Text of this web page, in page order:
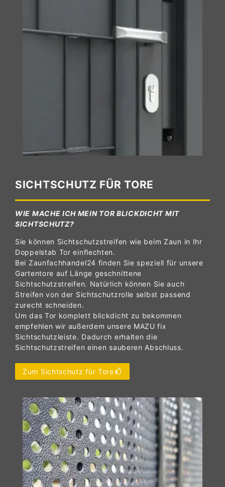
SICHTSCHUTZ FÜR TORE
WIE MACHE ICH MEIN TOR BLICKDICHT MIT
SICHTSCHUTZ?
Sie können Sichtschutzstreifen wie beim Zaun in Ihr
Doppelstab Tor einflechten.
Bei Zaunfachhandel24 finden Sie speziell für unsere
Gartentore auf Länge geschnittene
Sichtschutzstreifen. Natürlich können Sie auch
Streifen von der Sichtschutzrolle selbst passend
zurecht schneiden.
Um das Tor komplett blickdicht zu bekommen
empfehlen wir außerdem unsere MAZU fix
Sichtschutzleiste. Dadurch erhalten die
Sichtschutzstreifen einen sauberen Abschluss.
Zum Sichtschutz für Tore